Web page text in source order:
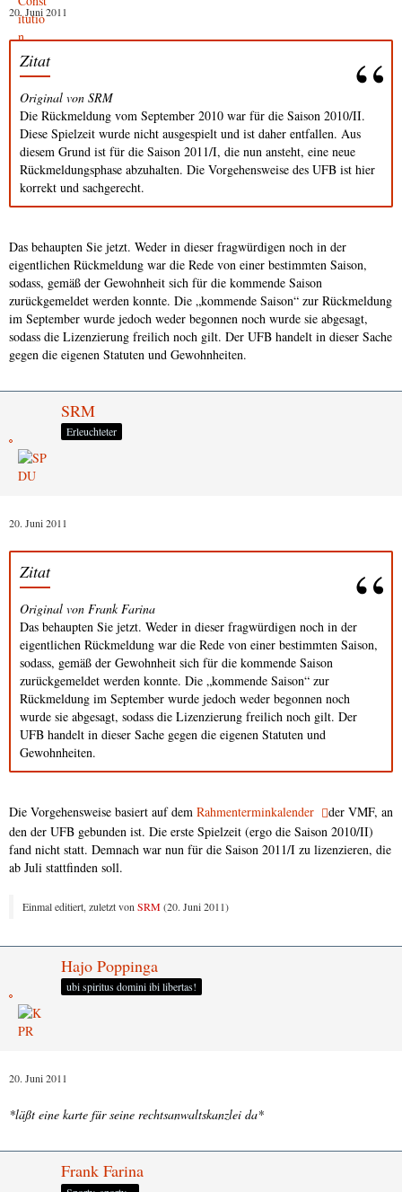
20. Juni 2011
Zitat
Original von SRM
Die Rückmeldung vom September 2010 war für die Saison 2010/II.
Diese Spielzeit wurde nicht ausgespielt und ist daher entfallen. Aus
diesem Grund ist für die Saison 2011/I, die nun ansteht, eine neue
Rückmeldungsphase abzuhalten. Die Vorgehensweise des UFB ist hier
korrekt und sachgerecht.
Das behaupten Sie jetzt. Weder in dieser fragwürdigen noch in der
eigentlichen Rückmeldung war die Rede von einer bestimmten Saison,
sodass, gemäß der Gewohnheit sich für die kommende Saison
zurückgemeldet werden konnte. Die „kommende Saison“ zur Rückmeldung
im September wurde jedoch weder begonnen noch wurde sie abgesagt,
sodass die Lizenzierung freilich noch gilt. Der UFB handelt in dieser Sache
gegen die eigenen Statuten und Gewohnheiten.
SRM
Erleuchteter
20. Juni 2011
Zitat
Original von Frank Farina
Das behaupten Sie jetzt. Weder in dieser fragwürdigen noch in der
eigentlichen Rückmeldung war die Rede von einer bestimmten Saison,
sodass, gemäß der Gewohnheit sich für die kommende Saison
zurückgemeldet werden konnte. Die „kommende Saison“ zur
Rückmeldung im September wurde jedoch weder begonnen noch
wurde sie abgesagt, sodass die Lizenzierung freilich noch gilt. Der
UFB handelt in dieser Sache gegen die eigenen Statuten und
Gewohnheiten.
Die Vorgehensweise basiert auf dem Rahmenterminkalender
der VMF, an
den der UFB gebunden ist. Die erste Spielzeit (ergo die Saison 2010/II)
fand nicht statt. Demnach war nun für die Saison 2011/I zu lizenzieren, die
ab Juli stattfinden soll.
Einmal editiert, zuletzt von SRM(20. Juni 2011)
Hajo Poppinga
ubi spiritus domini ibi libertas!
20. Juni 2011
*läßt eine karte für seine rechtsanwaltskanzlei da*
Frank Farina